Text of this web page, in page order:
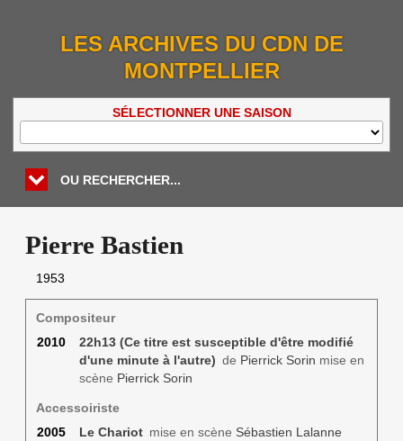
LES ARCHIVES DU CDN DE
MONTPELLIER
SÉLECTIONNER UNE SAISON
OU RECHERCHER...
Pierre Bastien
1953
Compositeur
2010
22h13 (Ce titre est susceptible d'être modifié
d'une minute à l'autre) de Pierrick Sorin mise en
scène Pierrick Sorin
Accessoiriste
2005
Le Chariotmise en scène Sébastien Lalanne